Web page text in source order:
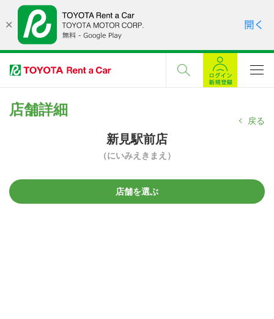
店舗詳細
戻る
新見駅前店
（にいみえきまえ）
店舗を選ぶ